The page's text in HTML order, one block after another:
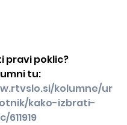
pravi poklic?
tu:
kolumne/ur
kako-izbrati-